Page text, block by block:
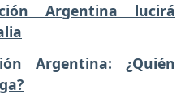
Argentina lucirá
Argentina: ¿Quién